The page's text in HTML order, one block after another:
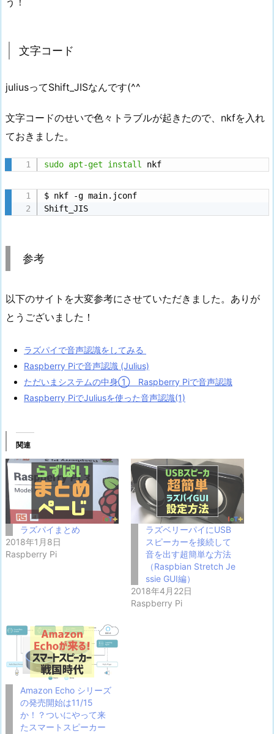
文字コード
juliusってShift_JISなんです(^^ゞ
文字コードのせいで色々トラブルが起きたので、nkfを入れ
ておきました。
sudo apt-get install nkf
$ nkf -g main.jconf
Shift_JIS
参考
以下のサイトを大変参考にさせていただきました。ありが
とうございました！
ラズパイで音声認識をしてみる
Raspberry Piで音声認識 (Julius)
ただいまシステムの中身① Raspberry Piで音声認識
Raspberry PiでJuliusを使った音声認識(1)
関連
ラズパイまとめ
2018年1月8日
Raspberry Pi
ラズベリーパイにUSB
スピーカーを接続して
音を出す超簡単な方法
（Raspbian Stretch Je
ssie GUI編）
2018年4月22日
Raspberry Pi
Amazon Echo シリーズ
の発売開始は11/15
か！？ついにやって来
たスマートスピーカー